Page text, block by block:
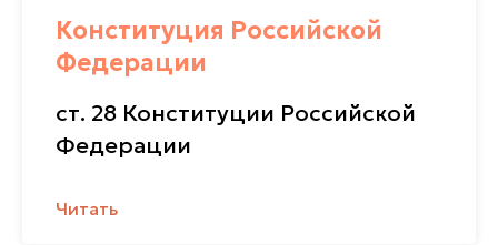
Конституция Российской
Федерации
ст. 28 Конституции Российской
Федерации
Читать